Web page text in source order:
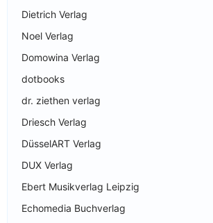
Dietrich Verlag
Noel Verlag
Domowina Verlag
dotbooks
dr. ziethen verlag
Driesch Verlag
DüsselART Verlag
DUX Verlag
Ebert Musikverlag Leipzig
Echomedia Buchverlag